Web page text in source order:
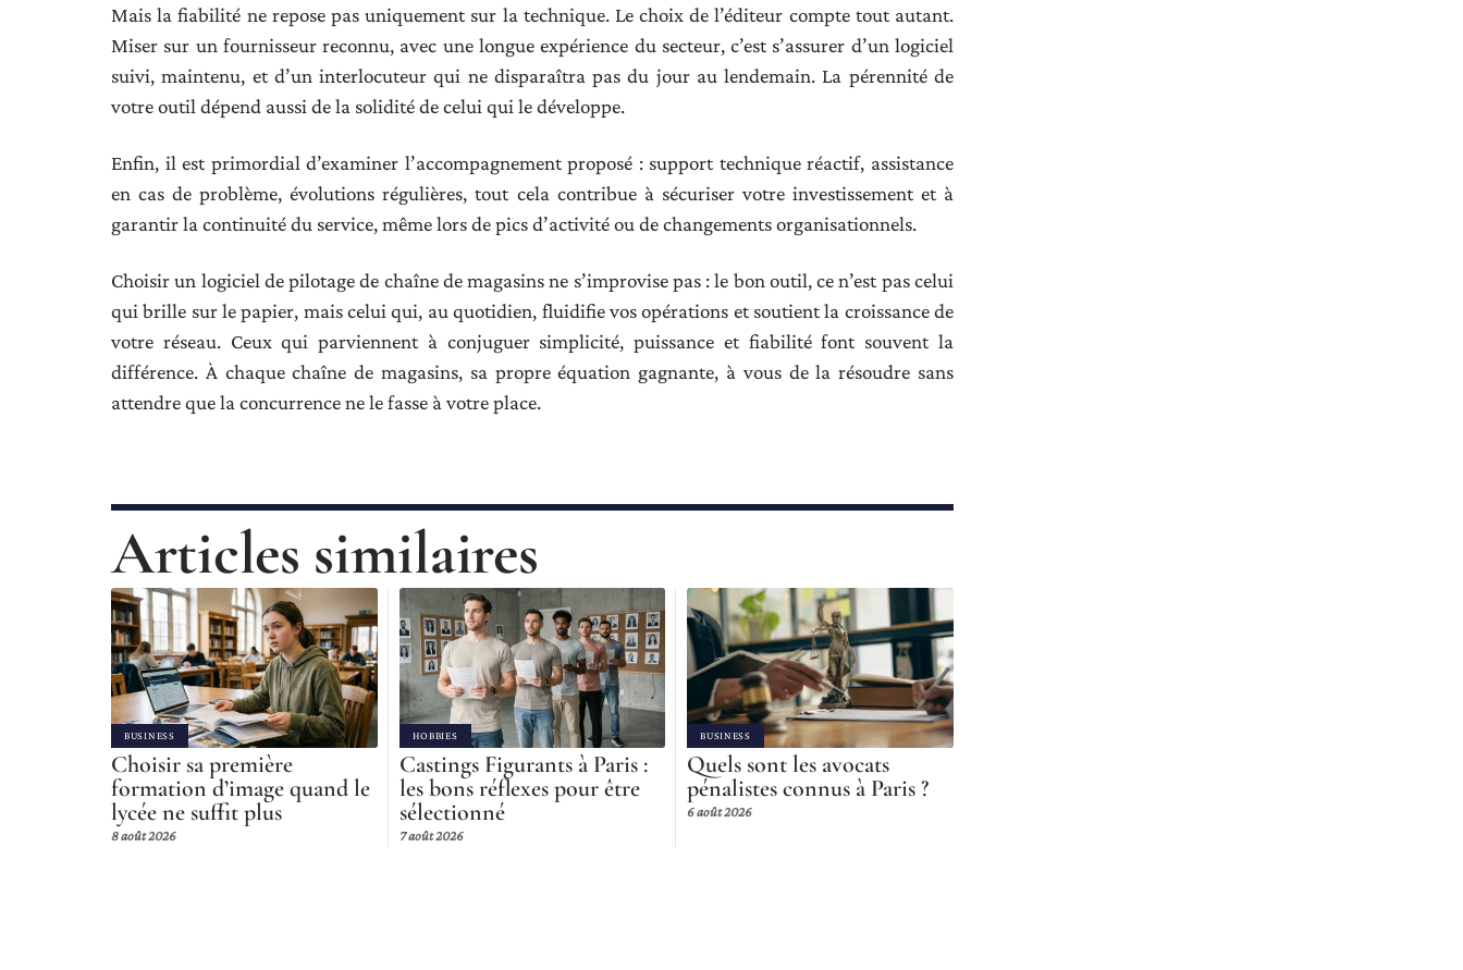
Mais la fiabilité ne repose pas uniquement sur la technique. Le choix de l’éditeur compte tout autant.
Miser sur un fournisseur reconnu, avec une longue expérience du secteur, c’est s’assurer d’un logiciel
suivi, maintenu, et d’un interlocuteur qui ne disparaîtra pas du jour au lendemain. La pérennité de
votre outil dépend aussi de la solidité de celui qui le développe.
Enfin, il est primordial d’examiner l’accompagnement proposé : support technique réactif, assistance
en cas de problème, évolutions régulières, tout cela contribue à sécuriser votre investissement et à
garantir la continuité du service, même lors de pics d’activité ou de changements organisationnels.
Choisir un logiciel de pilotage de chaîne de magasins ne s’improvise pas : le bon outil, ce n’est pas celui
qui brille sur le papier, mais celui qui, au quotidien, fluidifie vos opérations et soutient la croissance de
votre réseau. Ceux qui parviennent à conjuguer simplicité, puissance et fiabilité font souvent la
différence. À chaque chaîne de magasins, sa propre équation gagnante, à vous de la résoudre sans
attendre que la concurrence ne le fasse à votre place.
Articles similaires
BUSINESS
Choisir sa première
formation d’image quand le
lycée ne suffit plus
8 août 2026
HOBBIES
Castings Figurants à Paris :
les bons réflexes pour être
sélectionné
7 août 2026
BUSINESS
Quels sont les avocats
pénalistes connus à Paris ?
6 août 2026